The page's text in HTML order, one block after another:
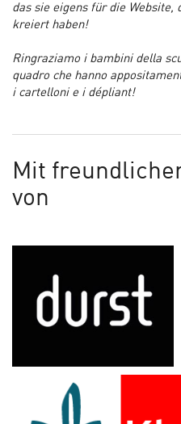
das sie eigens für die Website,
kreiert haben!
Ringraziamo i bambini della
quadro che hanno
i cartelloni e i dépliant!
Mit
von